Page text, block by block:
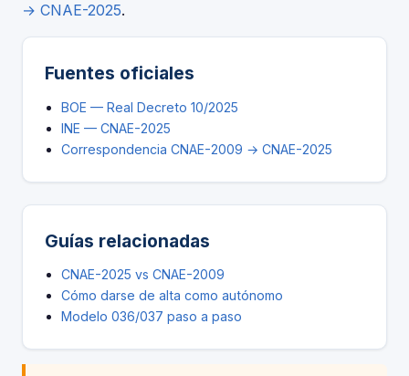
→ CNAE-2025.
Fuentes oficiales
BOE — Real Decreto 10/2025
INE — CNAE-2025
Correspondencia CNAE-2009 → CNAE-2025
Guías relacionadas
CNAE-2025 vs CNAE-2009
Cómo darse de alta como autónomo
Modelo 036/037 paso a paso